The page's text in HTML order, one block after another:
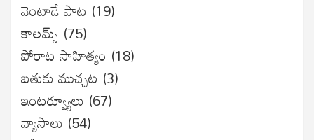
వెంటాడే పాట (19)
కాలమ్స్ (75)
పోరాట సాహిత్యం (18)
బతుకు ముచ్చట (3)
ఇంటర్వ్యూలు (67)
వ్యాసాలు (54)